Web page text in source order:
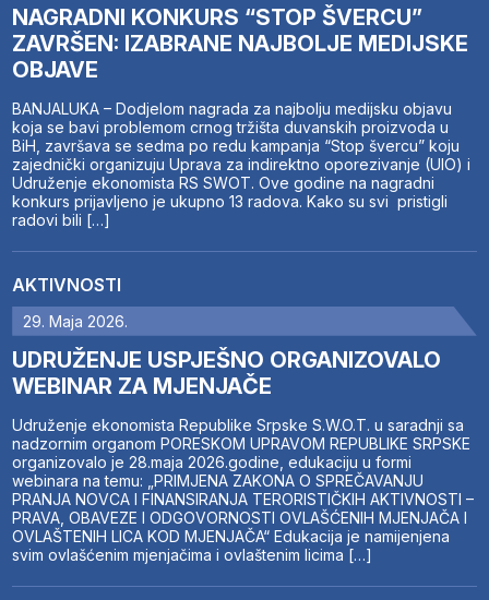
NAGRADNI KONKURS “STOP ŠVERCU”
ZAVRŠEN: IZABRANE NAJBOLJE MEDIJSKE
OBJAVE
BANJALUKA – Dodjelom nagrada za najbolju medijsku objavu
koja se bavi problemom crnog tržišta duvanskih proizvoda u
BiH, završava se sedma po redu kampanja “Stop švercu” koju
zajednički organizuju Uprava za indirektno oporezivanje (UIO) i
Udruženje ekonomista RS SWOT. Ove godine na nagradni
konkurs prijavljeno je ukupno 13 radova. Kako su svi pristigli
radovi bili […]
AKTIVNOSTI
29. Maja 2026.
UDRUŽENJE USPJEŠNO ORGANIZOVALO
WEBINAR ZA MJENJAČE
Udruženje ekonomista Republike Srpske S.W.O.T. u saradnji sa
nadzornim organom PORESKOM UPRAVOM REPUBLIKE SRPSKE
organizovalo je 28.maja 2026.godine, edukaciju u formi
webinara na temu: „PRIMJENA ZAKONA O SPREČAVANJU
PRANJA NOVCA I FINANSIRANJA TERORISTIČKIH AKTIVNOSTI –
PRAVA, OBAVEZE I ODGOVORNOSTI OVLAŠĆENIH MJENJAČA I
OVLAŠTENIH LICA KOD MJENJAČA“ Edukacija je namijenjena
svim ovlašćenim mjenjačima i ovlaštenim licima […]